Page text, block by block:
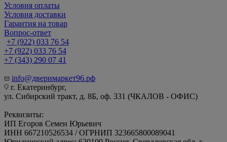
Условия оплаты
Условия доставки
Гарантия на товар
Вопрос-ответ
+7 (922) 033 76 54
+7 (922) 033 76 54
+7 (343) 290 07 41
info@дверимаркет96.рф
г. Екатеринбург,
ул. Сибирский тракт, д. 8Б, оф. 331 (ЧКАЛОВ - ОФИС)
Реквизиты:
ИП Егоров Семен Юрьевич
ИНН 667210526534 / ОГРНИП 323665800089041